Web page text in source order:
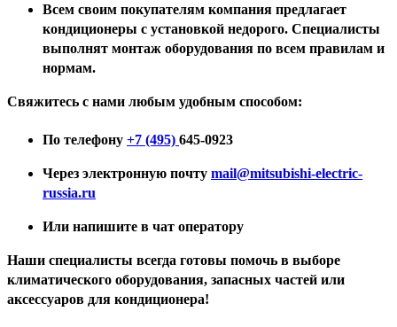
Всем своим покупателям компания предлагает
кондиционеры с установкой недорого. Специалисты
выполнят монтаж оборудования по всем правилам и
нормам.
Свяжитесь с нами любым удобным способом:
По телефону +7 (495) 645-0923
Через электронную почту mail@mitsubishi-electric-
russia.ru
Или напишите в чат оператору
Наши специалисты всегда готовы помочь в выборе
климатического оборудования, запасных частей или
аксессуаров для кондиционера!